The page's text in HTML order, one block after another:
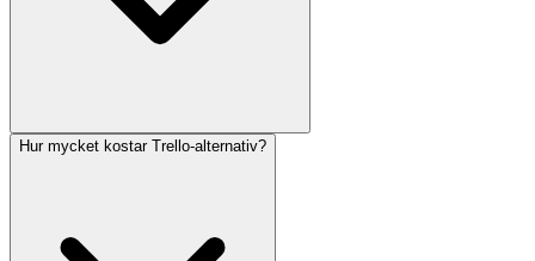
Hur mycket kostar Trello-alternativ?